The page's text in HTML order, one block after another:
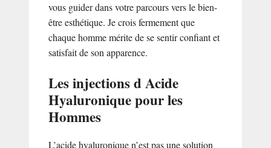
vous guider dans votre parcours vers le bien-
être esthétique. Je crois fermement que
chaque homme mérite de se sentir confiant et
satisfait de son apparence.
Les injections d Acide
Hyaluronique pour les
Hommes
L’acide hyaluronique n’est pas une solution